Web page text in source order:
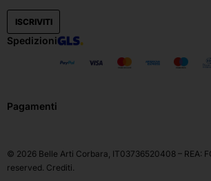
ISCRIVITI
Spedizioni
Pagamenti
© 2026 Belle Arti Corbara, IT03736520408 – REA:
reserved. Crediti.